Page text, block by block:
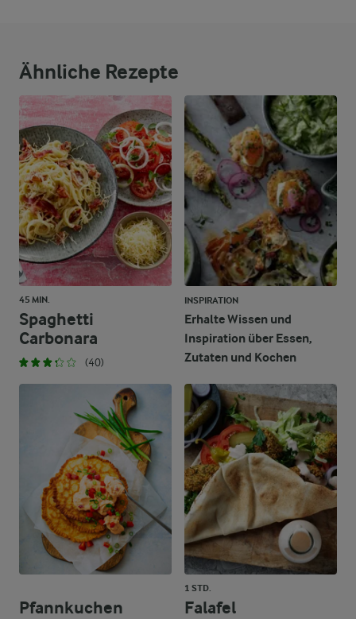
Ähnliche Rezepte
45 MIN.
Spaghetti
Carbonara
(40)
INSPIRATION
Erhalte Wissen und
Inspiration über Essen,
Zutaten und Kochen
Pfannkuchen
1 STD.
Falafel